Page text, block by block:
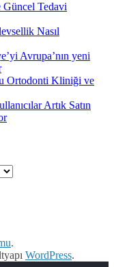
Güncel Tedavi
Nasıl
Avrupa’nın yeni
Ortodonti Kliniği ve
Artık Satın
.
WordPress.